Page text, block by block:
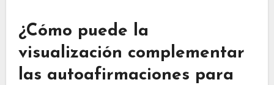
¿Cómo puede la
visualización complementar
las autoafirmaciones para